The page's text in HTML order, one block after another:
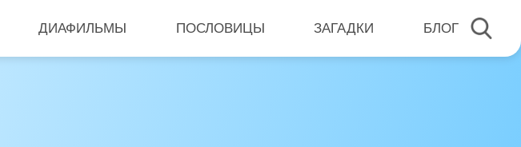
ДИАФИЛЬМЫ ПОСЛОВИЦЫ ЗАГАДКИ БЛОГ